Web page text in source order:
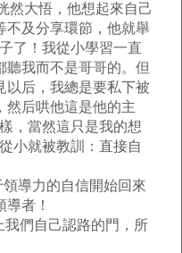
然大悟，他想起來自己
不及分享環節，他就舉
了！我從小學習一直
聽我而不是哥哥的。但
以后，我總是要私下被
然后哄他這是他的主
，當然這只是我的想
小就被教訓：直接自
導力的自信開始回來
者！
們自己認路的門，所